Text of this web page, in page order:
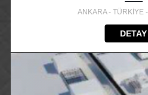
ANKARA - TÜRKİYE
DETAY